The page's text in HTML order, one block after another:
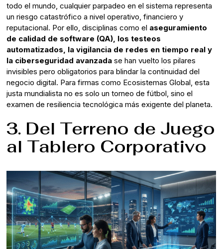
todo el mundo, cualquier parpadeo en el sistema representa
un riesgo catastrófico a nivel operativo, financiero y
reputacional. Por ello, disciplinas como el aseguramiento
de calidad de software (QA), los testeos
automatizados, la vigilancia de redes en tiempo real y
la ciberseguridad avanzada se han vuelto los pilares
invisibles pero obligatorios para blindar la continuidad del
negocio digital. Para firmas como Ecosistemas Global, esta
justa mundialista no es solo un torneo de fútbol, sino el
examen de resiliencia tecnológica más exigente del planeta.
3. Del Terreno de Juego
al Tablero Corporativo